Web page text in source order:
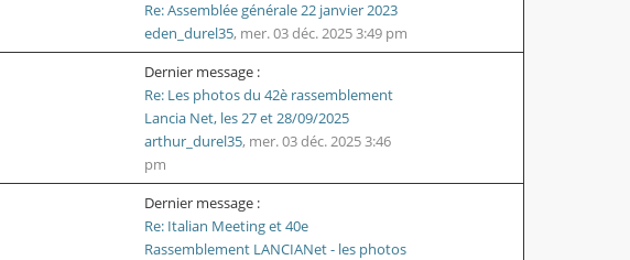
Re: Assemblée générale 22 janvier 2023
eden_durel35, mer. 03 déc. 2025 3:49 pm
Dernier message :
Re: Les photos du 42è rassemblement
Lancia Net, les 27 et 28/09/2025
arthur_durel35, mer. 03 déc. 2025 3:46
pm
Dernier message :
Re: Italian Meeting et 40e
Rassemblement LANCIANet - les photos